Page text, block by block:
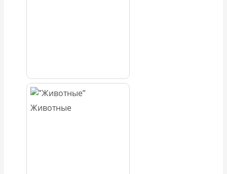
Животные